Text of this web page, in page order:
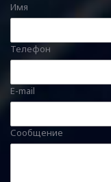
Имя
Телефон
E-mail
Сообщение